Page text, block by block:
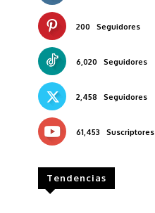
200 Seguidores
6,020 Seguidores
2,458 Seguidores
61,453 Suscriptores
Tendencias